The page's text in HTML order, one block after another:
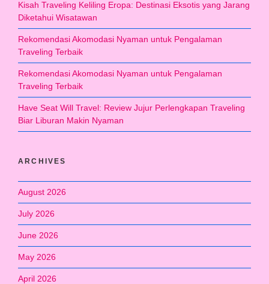
Kisah Traveling Keliling Eropa: Destinasi Eksotis yang Jarang
Diketahui Wisatawan
Rekomendasi Akomodasi Nyaman untuk Pengalaman
Traveling Terbaik
Rekomendasi Akomodasi Nyaman untuk Pengalaman
Traveling Terbaik
Have Seat Will Travel: Review Jujur Perlengkapan Traveling
Biar Liburan Makin Nyaman
ARCHIVES
August 2026
July 2026
June 2026
May 2026
April 2026